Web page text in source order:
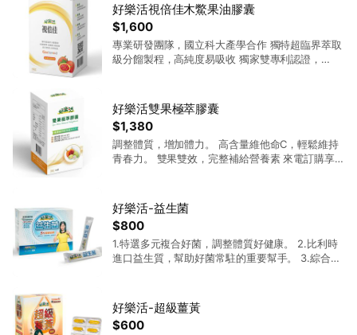
$1,600
好樂活視倍佳木鱉果油膠囊
專業研發團隊，國立科大產學合作 獨特超臨界萃取
級分餾製程，高純度易吸收 獨家雙專利認證，
$1,380
好樂活雙果極萃膠囊
調整體質，增加體力。 高含量維他命C，輕鬆維持
青春力。 雙果雙效，完整補給營養素 來電訂購享
$800
好樂活-益生菌
1.特選多元複合好菌，調整體質好健康。 2.比利時
進口益生質，幫助好菌常駐的重要幫手。 3.綜合消
083-668 LINE 留言,會有專人與您聯絡~
$600
好樂活-超級薑黃